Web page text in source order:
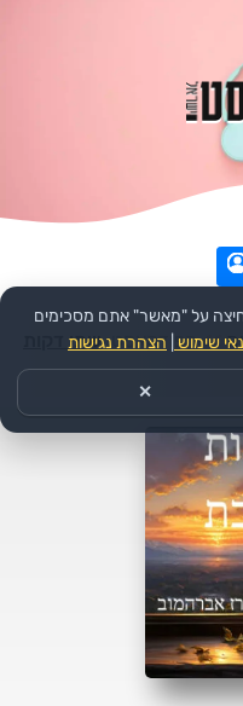
>>הפודקאסט: שתי דקות
על "מאשר" אתם מסכימים
שימוש הצהרת נגישות
✕